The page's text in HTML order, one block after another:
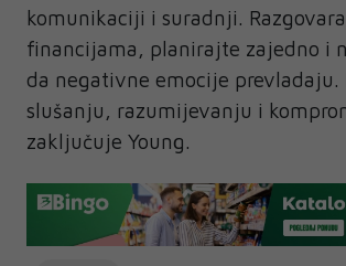
komunikaciji i suradnji.
financijama, planirajte zajedno i
da negativne emocije prevladaju.
slušanju, razumijevanju i
zaključuje Young.